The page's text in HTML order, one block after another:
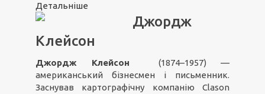
Детальніше
Джордж
Клейсон
Джордж Клейсон (1874–1957) —
американський бізнесмен і письменник.
Заснував картографічну компанію Clason